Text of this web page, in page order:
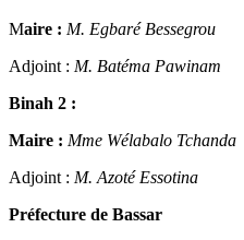
Maire : M. Egbaré Bessegrou
Adjoint : M. Batéma Pawinam
Binah 2 :
Maire : Mme Wélabalo Tchanda
Adjoint : M. Azoté Essotina
Préfecture de Bassar